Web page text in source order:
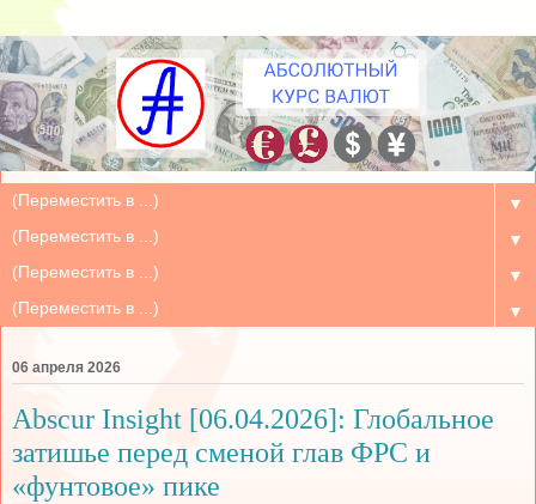
▼
▼
▼
▼
06 апреля 2026
Abscur Insight [06.04.2026]: Глобальное
затишье перед сменой глав ФРС и
«фунтовое» пике